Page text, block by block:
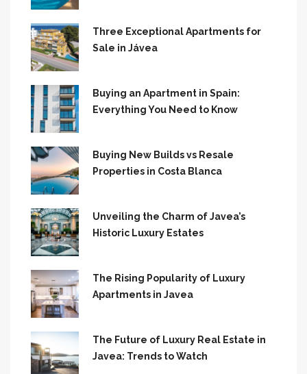
Three Exceptional Apartments for
Sale in Jávea
Buying an Apartment in Spain:
Everything You Need to Know
Buying New Builds vs Resale
Properties in Costa Blanca
Unveiling the Charm of Javea’s
Historic Luxury Estates
The Rising Popularity of Luxury
Apartments in Javea
The Future of Luxury Real Estate in
Javea: Trends to Watch